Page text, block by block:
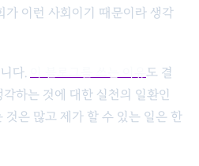
가 이런 사회이기 때문이라 생각
다.
도 결
하는 것에 대한 실천의 일환인
것은 많고 제가 할 수 있는 일은 한